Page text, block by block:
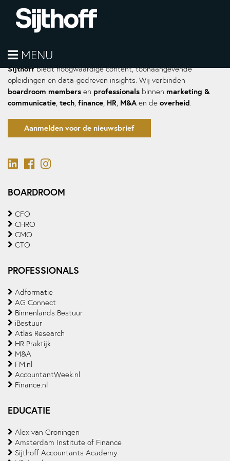
MENU
Sijthoffbiedt hoogwaardige content, toonaangevende
opleidingen en data-gedreven insights. Wij verbinden
boardroom members en professionals binnen marketing &
communicatie, tech, finance, HR, M&A en de overheid.
Aanmelden voor de nieuwsbrief
BOARDROOM
CFO
CHRO
CMO
CTO
PROFESSIONALS
Adformatie
AG Connect
Binnenlands Bestuur
iBestuur
Atlas Research
HR Praktijk
M&A
FM.nl
AccountantWeek.nl
Finance.nl
EDUCATIE
Alex van Groningen
Amsterdam Institute of Finance
Sijthoff Accountants Academy